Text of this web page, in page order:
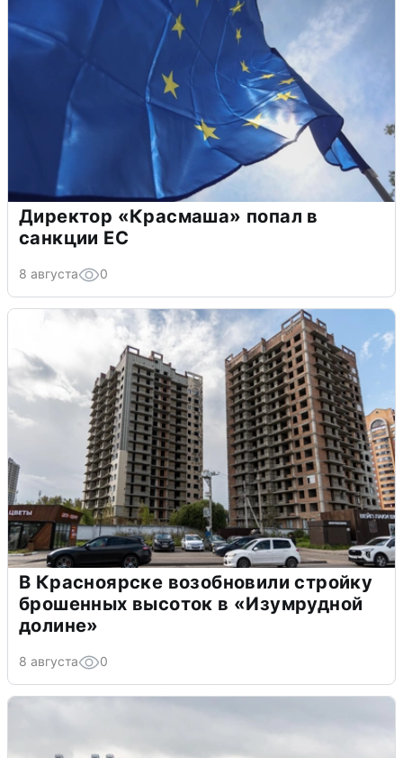
Директор «Красмаша» попал в
санкции ЕС
8 августа 0
В Красноярске возобновили стройку
брошенных высоток в «Изумрудной
долине»
8 августа 0